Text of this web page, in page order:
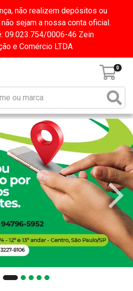
não realizem depósitos ou
sejam a nossa conta oficial.
09.023.754/0006-46 Zein
e Comércio LTDA
0